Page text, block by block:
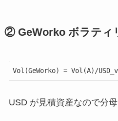
② GeWorko ボラティ
USD が見積資産なので分母